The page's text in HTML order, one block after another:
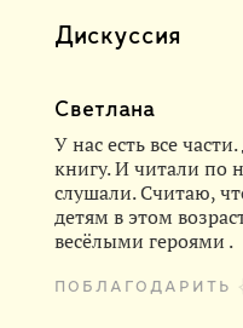
Дискуссия
Светлана
У нас есть все
книгу. И читали по
слушали. Считаю,
детям в этом
весёлыми героями .
ПОБЛАГОДАРИТЬ